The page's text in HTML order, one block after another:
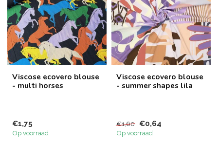
Viscose ecovero blouse
- multi horses
€1,75
Op voorraad
Viscose ecovero blouse
- summer shapes lila
€1,60 €0,64
Op voorraad